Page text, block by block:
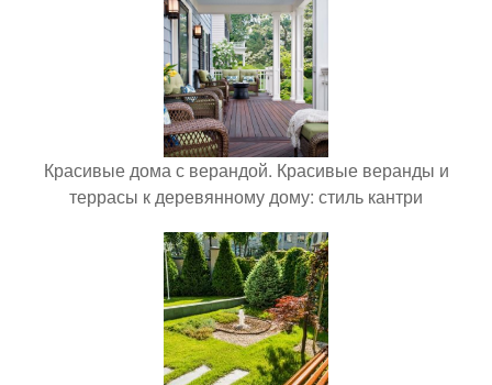
Красивые дома с верандой. Красивые веранды и
террасы к деревянному дому: стиль кантри